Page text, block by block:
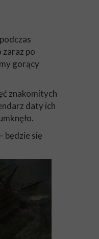
po
gorący
znakomitych
daty ich
będzie się